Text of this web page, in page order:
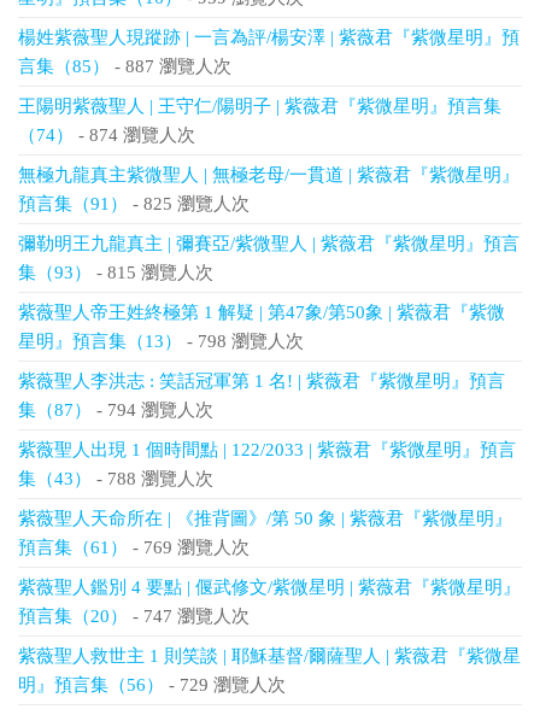
楊姓紫薇聖人現蹤跡 | 一言為評/楊安澤 | 紫薇君『紫微星明』預
言集（85）
- 887 瀏覽人次
王陽明紫薇聖人 | 王守仁/陽明子 | 紫薇君『紫微星明』預言集
（74）
- 874 瀏覽人次
無極九龍真主紫微聖人 | 無極老母/一貫道 | 紫薇君『紫微星明』
預言集（91）
- 825 瀏覽人次
彌勒明王九龍真主 | 彌賽亞/紫微聖人 | 紫薇君『紫微星明』預言
集（93）
- 815 瀏覽人次
紫薇聖人帝王姓終極第 1 解疑 | 第47象/第50象 | 紫薇君『紫微
星明』預言集（13）
- 798 瀏覽人次
紫薇聖人李洪志 : 笑話冠軍第 1 名! | 紫薇君『紫微星明』預言
集（87）
- 794 瀏覽人次
紫薇聖人出現 1 個時間點 | 122/2033 | 紫薇君『紫微星明』預言
集（43）
- 788 瀏覽人次
紫薇聖人天命所在 | 《推背圖》/第 50 象 | 紫薇君『紫微星明』
預言集（61）
- 769 瀏覽人次
紫薇聖人鑑別 4 要點 | 偃武修文/紫微星明 | 紫薇君『紫微星明』
預言集（20）
- 747 瀏覽人次
紫薇聖人救世主 1 則笑談 | 耶穌基督/爾薩聖人 | 紫薇君『紫微星
明』預言集（56）
- 729 瀏覽人次